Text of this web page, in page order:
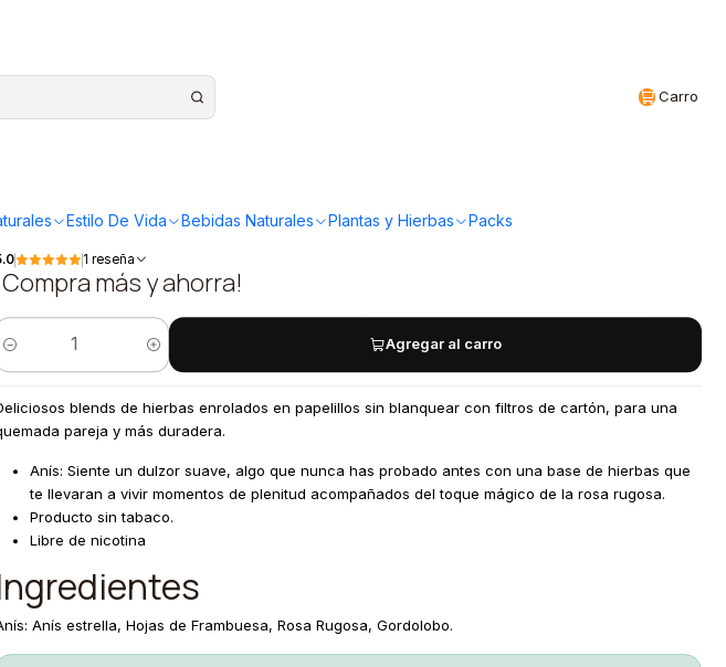
Carro
Estilo De Vida Bebidas Naturales Plantas y Hierbas Packs
Anis
1 reseña
más y ahorra!
Cantidad
Agregar al carro
blends de hierbas enrolados en papelillos sin blanquear con filtros de cartón, para una
pareja y más duradera.
Anís: Siente un dulzor suave, algo que nunca has probado antes con una base de hierbas que
te llevaran a vivir momentos de plenitud acompañados del toque mágico de la rosa rugosa.
Producto sin tabaco.
Libre de nicotina
Anís estrella, Hojas de Frambuesa, Rosa Rugosa, Gordolobo.